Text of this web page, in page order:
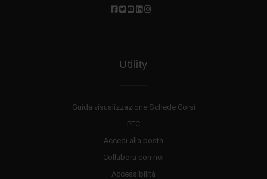
Utility
Guida visualizzazione Schede Corsi
PEC
Accedi alla posta
Collabora con noi
Accessibilità